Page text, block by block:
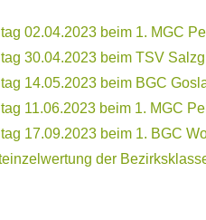
02.04.2023 beim 1. MGC
30.04.2023 beim TSV
14.05.2023 beim BGC
11.06.2023 beim 1. MGC
17.09.2023 beim 1. BGC
der